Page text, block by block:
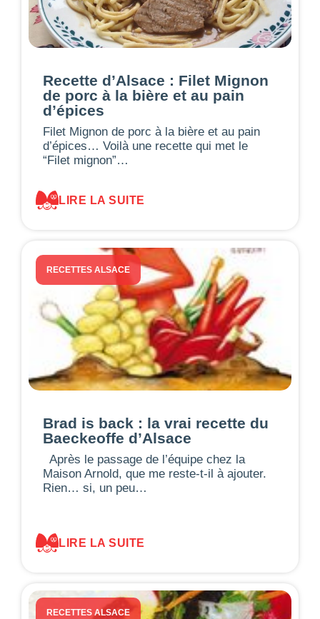
Recette d’Alsace : Filet Mignon
de porc à la bière et au pain
d’épices
Filet Mignon de porc à la bière et au pain
d’épices… Voilà une recette qui met le
“Filet mignon”…
LIRE LA SUITE
RECETTES ALSACE
Brad is back : la vrai recette du
Baeckeoffe d’Alsace
Après le passage de l’équipe chez la
Maison Arnold, que me reste-t-il à ajouter.
Rien… si, un peu…
LIRE LA SUITE
RECETTES ALSACE